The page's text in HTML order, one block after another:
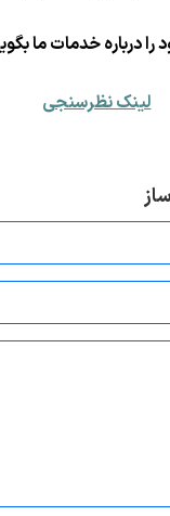
را درباره خدمات ما
لینک نظرسنجی